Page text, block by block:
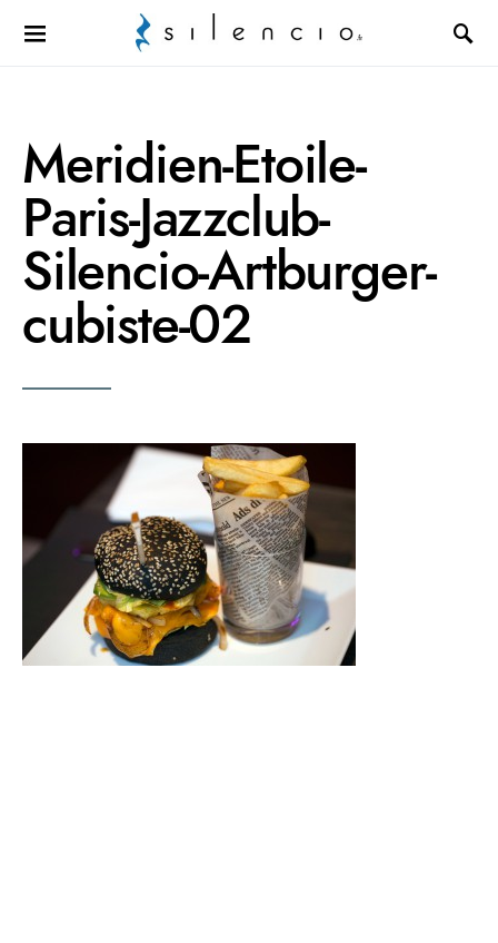
Search for:
Meridien-Etoile-
Paris-Jazzclub-
Silencio-Artburger-
cubiste-02